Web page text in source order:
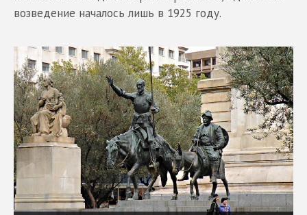
возведение началось лишь в 1925 году.